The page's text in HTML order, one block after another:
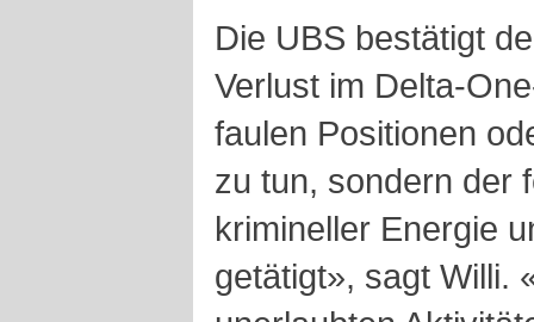
Die UBS bestätigt
Verlust im Delta-
faulen Positionen
zu tun, sondern der
krimineller Energie
getätigt», sagt Willi.